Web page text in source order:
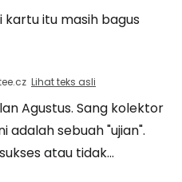
itu masih bagus
Lihat teks asli
Agustus. Sang kolektor
adalah sebuah "ujian".
atau tidak...